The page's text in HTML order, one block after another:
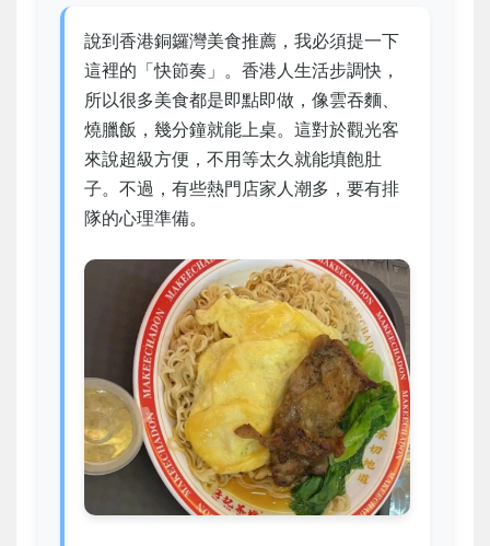
說到香港銅鑼灣美食推薦，我必須提一下
這裡的「快節奏」。香港人生活步調快，
所以很多美食都是即點即做，像雲吞麵、
燒臘飯，幾分鐘就能上桌。這對於觀光客
來說超級方便，不用等太久就能填飽肚
子。不過，有些熱門店家人潮多，要有排
隊的心理準備。